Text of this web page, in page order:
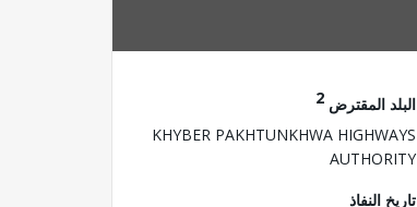
البلد المقترض 2
KHYBER PAKHTUNKHWA HIGHWAYS
AUTHORITY
تاريخ النفاذ